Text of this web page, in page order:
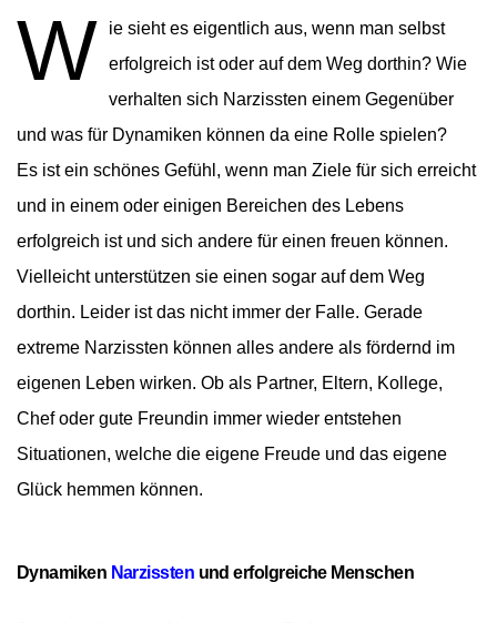
W
ie sieht es eigentlich aus, wenn man selbst
erfolgreich ist oder auf dem Weg dorthin? Wie
verhalten sich Narzissten einem Gegenüber
und was für Dynamiken können da eine Rolle spielen?
Es ist ein schönes Gefühl, wenn man Ziele für sich erreicht
und in einem oder einigen Bereichen des Lebens
erfolgreich ist und sich andere für einen freuen können.
Vielleicht unterstützen sie einen sogar auf dem Weg
dorthin. Leider ist das nicht immer der Falle. Gerade
extreme Narzissten können alles andere als fördernd im
eigenen Leben wirken. Ob als Partner, Eltern, Kollege,
Chef oder gute Freundin immer wieder entstehen
Situationen, welche die eigene Freude und das eigene
Glück hemmen können.
Dynamiken Narzissten und erfolgreiche Menschen